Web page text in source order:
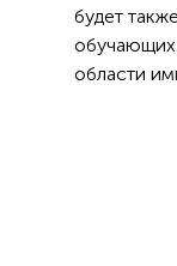
будет
области